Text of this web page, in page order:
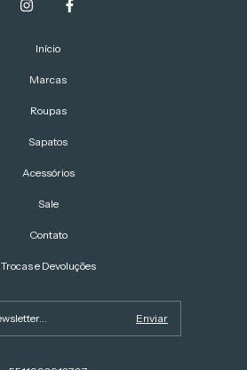
Início
Marcas
Roupas
Sapatos
Acessórios
Sale
Contato
Trocas e Devoluções